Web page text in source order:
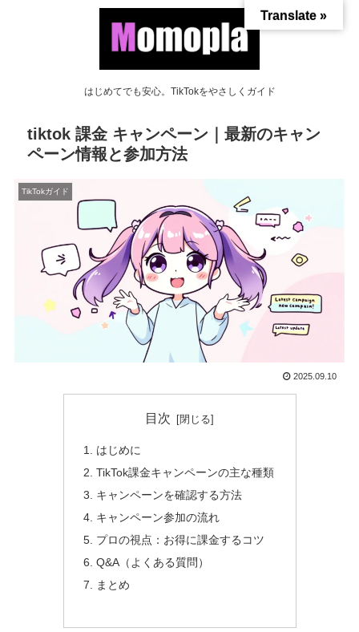
はじめてでも安心。TikTokをやさしくガイド
tiktok 課金 キャンペーン｜最新のキャン
ペーン情報と参加方法
TikTokガイド
2025.09.10
目次
はじめに
TikTok課金キャンペーンの主な種類
キャンペーンを確認する方法
キャンペーン参加の流れ
プロの視点：お得に課金するコツ
Q&A（よくある質問）
まとめ
Translate »